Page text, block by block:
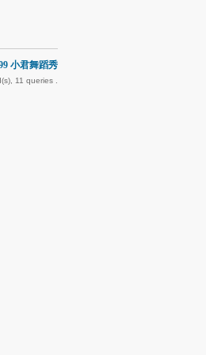
小君舞蹈秀
11 queries .